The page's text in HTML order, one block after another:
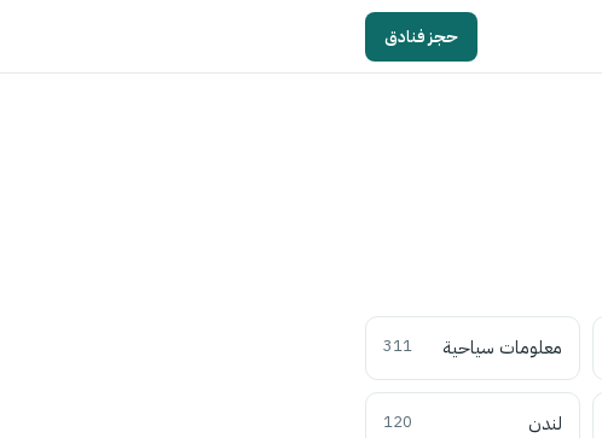
حجز فنادق
معلومات سياحية 311
لندن 120